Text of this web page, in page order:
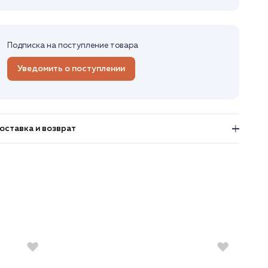
Подписка на поступление товара
Уведомить о поступлении
и возврат